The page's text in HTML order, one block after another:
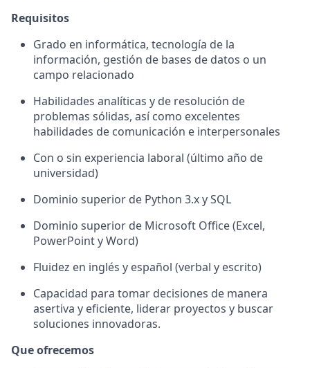
Requisitos
Grado en informática, tecnología de la
información, gestión de bases de datos o un
campo relacionado
Habilidades analíticas y de resolución de
problemas sólidas, así como excelentes
habilidades de comunicación e interpersonales
Con o sin experiencia laboral (último año de
universidad)
Dominio superior de Python 3.x y SQL
Dominio superior de Microsoft Office (Excel,
PowerPoint y Word)
Fluidez en inglés y español (verbal y escrito)
Capacidad para tomar decisiones de manera
asertiva y eficiente, liderar proyectos y buscar
soluciones innovadoras.
Que ofrecemos